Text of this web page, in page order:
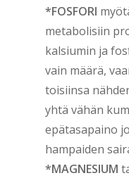
*FOSFORI
metabolisiin
kalsiumin ja
vain määrä,
toisiinsa
yhtä vähän
epätasapaino
hampaiden
*MAGNESIUM